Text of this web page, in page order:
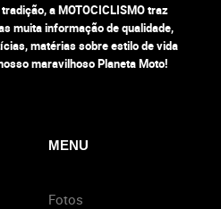
a MOTOCICLISMO traz
muita informação de qualidade,
matérias sobre estilo de vida
maravilhoso Planeta Moto!
MENU
Fotos